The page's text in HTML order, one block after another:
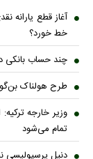
خط خورد؟
چند حساب بانکی
طرح هولناک
وزیر خارجه
تمام می‌شود
دنیل پرسپولیسی